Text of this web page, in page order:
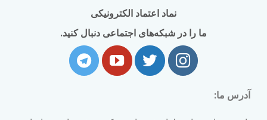
نماد اعتماد الکترونیکی
ما را در شبکه‌های اجتماعی دنبال کنید.
آدرس ما: